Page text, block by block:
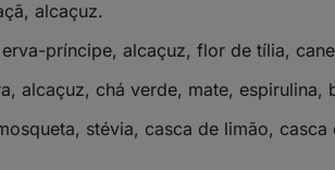
alcaçuz.
príncipe, alcaçuz, flor de tília,
alcaçuz, chá verde, mate, espirulina,
stévia, casca de limão, casca